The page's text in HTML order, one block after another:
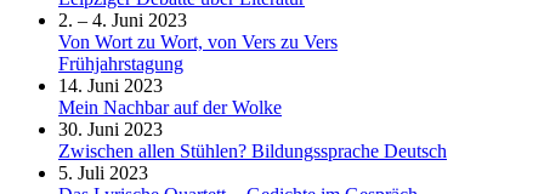
2. – 4. Juni 2023
Von Wort zu Wort, von Vers zu Vers
Frühjahrstagung
14. Juni 2023
Mein Nachbar auf der Wolke
30. Juni 2023
Zwischen allen Stühlen? Bildungssprache Deutsch
5. Juli 2023